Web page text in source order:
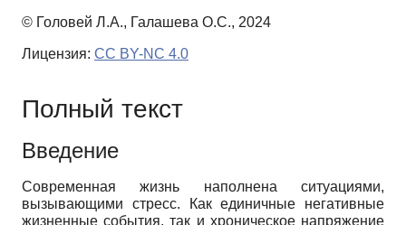
© Головей Л.А., Галашева О.С., 2024
Лицензия: CC BY-NC 4.0
Полный текст
Введение
Современная жизнь наполнена ситуациями,
вызывающими стресс. Как единичные негативные
жизненные события, так и хроническое напряжение